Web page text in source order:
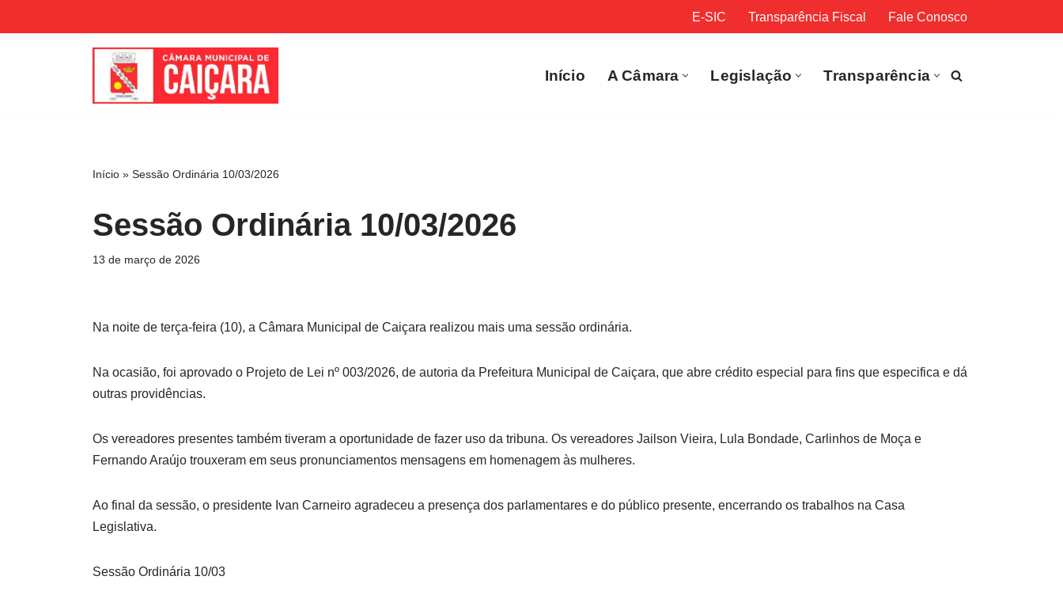
E-SIC Transparência Fiscal Fale Conosco
Início A Câmara Legislação Transparência
Início » Sessão Ordinária 10/03/2026
Sessão Ordinária 10/03/2026
13 de março de 2026
Na noite de terça-feira (10), a Câmara Municipal de Caiçara realizou mais uma sessão ordinária.
Na ocasião, foi aprovado o Projeto de Lei nº 003/2026, de autoria da Prefeitura Municipal de Caiçara, que abre crédito especial para fins que especifica e dá
outras providências.
Os vereadores presentes também tiveram a oportunidade de fazer uso da tribuna. Os vereadores Jailson Vieira, Lula Bondade, Carlinhos de Moça e
Fernando Araújo trouxeram em seus pronunciamentos mensagens em homenagem às mulheres.
Ao final da sessão, o presidente Ivan Carneiro agradeceu a presença dos parlamentares e do público presente, encerrando os trabalhos na Casa
Legislativa.
Sessão Ordinária 10/03